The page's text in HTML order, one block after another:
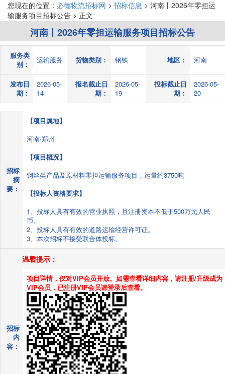
您现在的位置： 必德物流招标网 > 招标信息 > 河南丨2026年零担运
输服务项目招标公告 > 正文
河南丨2026年零担运输服务项目招标公告
服务类
别：
运输服务 货物类别： 钢铁 地区： 河南
发布日
期：
2026-05-
14
报名截止日
期：
2026-05-
19
投标截止日
期：
2026-05-
20
招标
摘
要：
【项目属地】
河南·郑州
【项目概况】
钢丝类产品及原材料零担运输服务项目，运量约3750吨
【投标人资格要求】
1、投标人具有有效的营业执照，且注册资本不低于500万元人民
币。
2、投标人具有有效的道路运输经营许可证。
3、本次招标不接受联合体投标。
招标
内
容：
温馨提示：
项目详情，仅对VIP会员开放。如需查看详细内容，请注册/升级成为
VIP会员，已注册VIP会员请登录后查看。